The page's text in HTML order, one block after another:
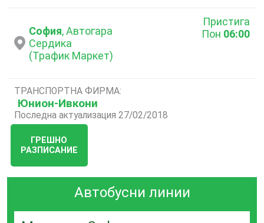
София, Автогара
Сердика
(Трафик Маркет)
Пристига
Пон 06:00
ТРАНСПОРТНА ФИРМА:
Юнион-Ивкони
Последна актуализация 27/02/2018
ГРЕШНО
РАЗПИСАНИЕ
Автобусни линии